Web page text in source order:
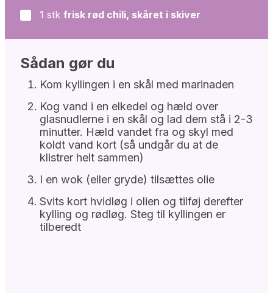
▢
1 stk frisk rød chili, skåret i skiver
Sådan gør du
Kom kyllingen i en skål med marinaden
Kog vand i en elkedel og hæld over
glasnudlerne i en skål og lad dem stå i 2-3
minutter. Hæld vandet fra og skyl med
koldt vand kort (så undgår du at de
klistrer helt sammen)
I en wok (eller gryde) tilsættes olie
Svits kort hvidløg i olien og tilføj derefter
kylling og rødløg. Steg til kyllingen er
tilberedt